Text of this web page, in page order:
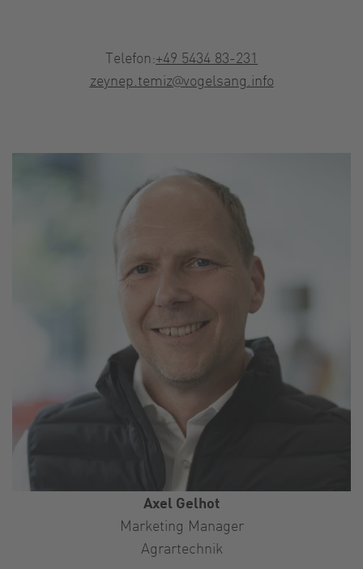
Telefon:+49 5434 83-231
zeynep.temiz@vogelsang.info
Axel Gelhot
Marketing Manager
Agrartechnik